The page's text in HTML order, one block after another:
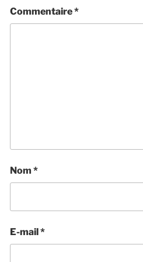
Commentaire*
Nom *
E-mail*